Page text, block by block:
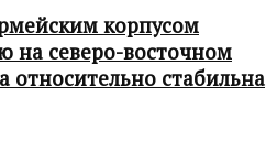
корпусом
на северо-восточном
относительно стабильна